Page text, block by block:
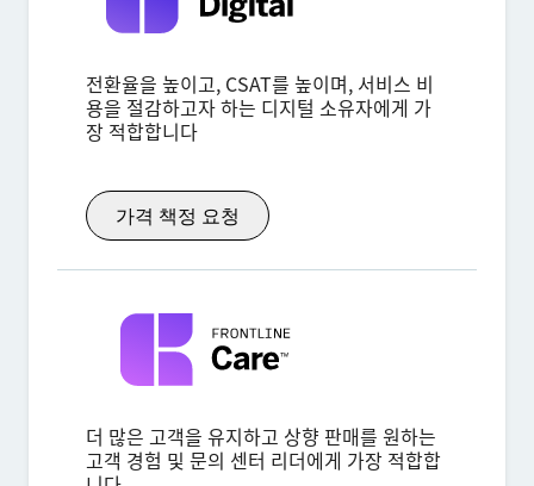
전환율을 높이고, CSAT를 높이며, 서비스 비
용을 절감하고자 하는 디지털 소유자에게 가
장 적합합니다
가격 책정 요청
더 많은 고객을 유지하고 상향 판매를 원하는
고객 경험 및 문의 센터 리더에게 가장 적합합